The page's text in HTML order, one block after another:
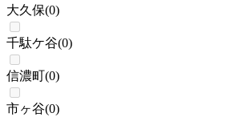
大久保(0)
千駄ケ谷(0)
信濃町(0)
市ヶ谷(0)